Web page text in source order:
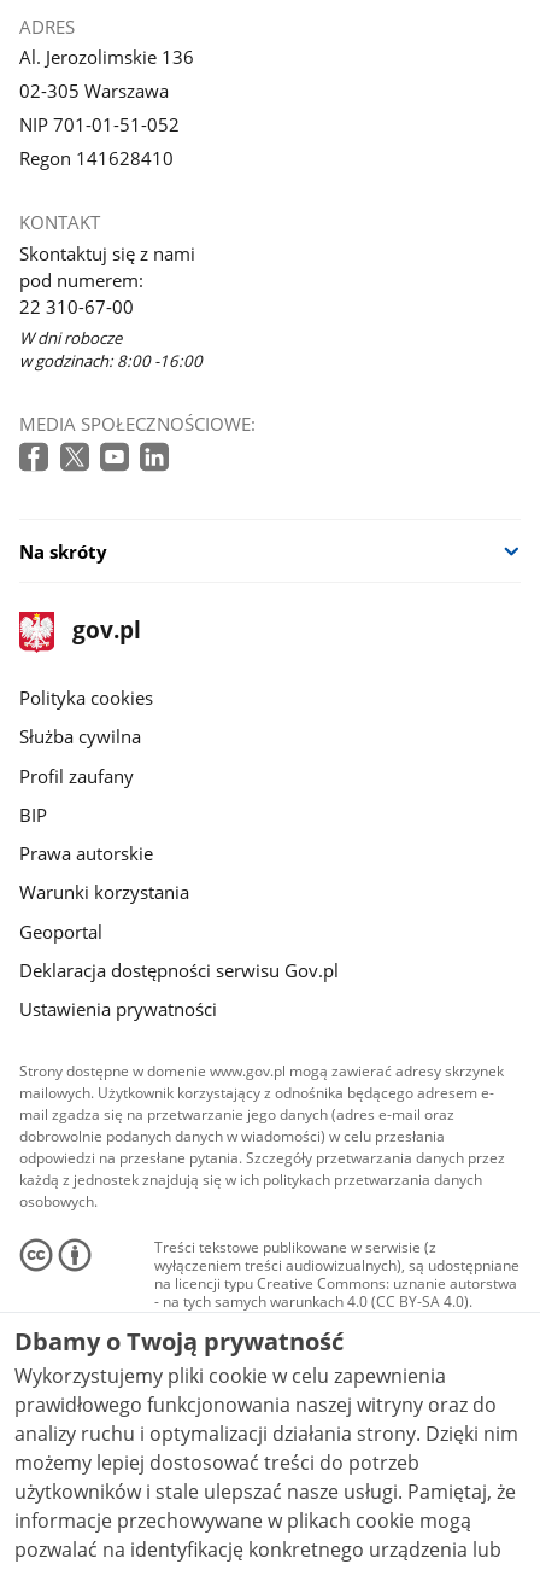
ADRES
Al. Jerozolimskie 136
02-305 Warszawa
NIP 701-01-51-052
Regon 141628410
KONTAKT
Skontaktuj się z nami
pod numerem:
22 310-67-00
W dni robocze
w godzinach: 8:00 -16:00
MEDIA SPOŁECZNOŚCIOWE:
Na skróty
stopka
gov.pl
Strona
gov.pl
gov.pl
Polityka cookies
Służba cywilna
Profil zaufany
BIP
Prawa autorskie
Warunki korzystania
Geoportal
Deklaracja dostępności serwisu Gov.pl
Ustawienia prywatności
Strony dostępne w domenie www.gov.pl mogą zawierać adresy skrzynek
mailowych. Użytkownik korzystający z odnośnika będącego adresem e-
mail zgadza się na przetwarzanie jego danych (adres e-mail oraz
dobrowolnie podanych danych w wiadomości) w celu przesłania
odpowiedzi na przesłane pytania. Szczegóły przetwarzania danych przez
każdą z jednostek znajdują się w ich politykach przetwarzania danych
osobowych.
Treści tekstowe publikowane w serwisie (z
wyłączeniem treści audiowizualnych), są udostępniane
na licencji typu Creative Commons: uznanie autorstwa
- na tych samych warunkach 4.0 (CC BY-SA 4.0).
Materiały audiowizualne, w tym zdjęcia, materiały
audio i wideo, są udostępniane na licencji typu
Creative Commons: uznanie autorstwa użycie
niekomercyjne - bez utworów zależnych 4.0 (CC BY-
NC-ND 4.0), o ile nie jest to stwierdzone inaczej.
Dbamy o Twoją prywatność
Wykorzystujemy pliki cookie w celu zapewnienia
prawidłowego funkcjonowania naszej witryny oraz do
analizy ruchu i optymalizacji działania strony. Dzięki nim
możemy lepiej dostosować treści do potrzeb
użytkowników i stale ulepszać nasze usługi. Pamiętaj, że
informacje przechowywane w plikach cookie mogą
pozwalać na identyfikację konkretnego urządzenia lub